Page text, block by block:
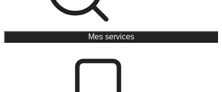
Mes services